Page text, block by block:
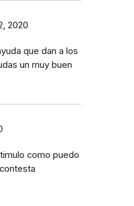
2020
que dan a los
un muy buen
como puedo